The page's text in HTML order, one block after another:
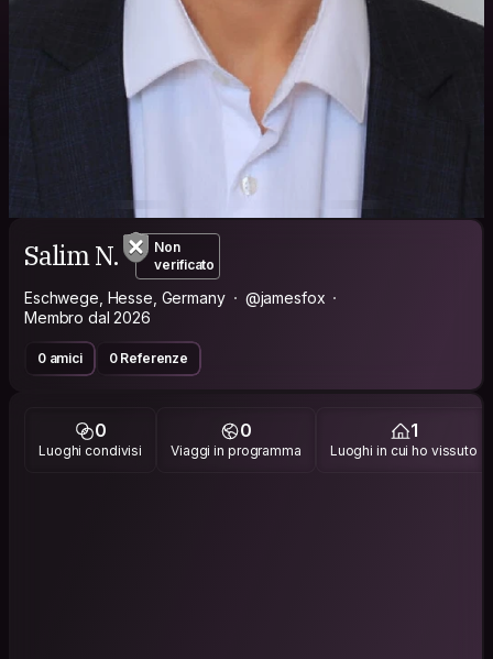
Salim N.
Non
verificato
Eschwege, Hesse, Germany
@jamesfox
Membro dal 2026
0 amici 0 Referenze
0
Luoghi condivisi
0
Viaggi in programma
1
Luoghi in cui ho vissuto